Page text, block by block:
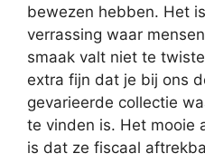
bewezen hebben. Het
verrassing waar
smaak valt niet te
extra fijn dat je bij ons
gevarieerde collectie
te vinden is. Het mooie
is dat ze fiscaal